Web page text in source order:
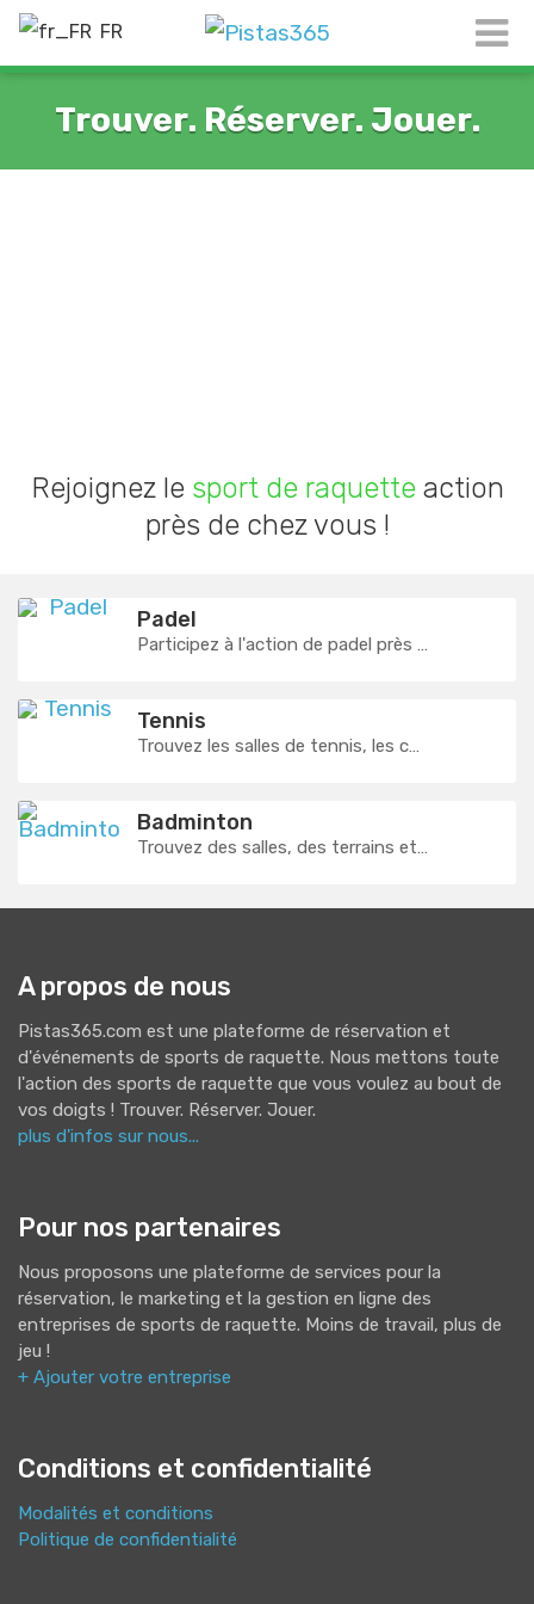
FR
Trouver. Réserver. Jouer.
Rejoignez le sport de raquetteaction
près de chez vous !
Padel
Participez à l'action de padel près de chez vous ! Trouvez les meilleurs sites de padel, réservez les heures de cours et ...
Tennis
Trouvez les salles de tennis, les courts et les entraîneurs près de chez vous ! Chers fans de tennis ! Le récep...
Badminton
Trouvez des salles, des terrains et des entraîneurs de badminton dans votre région et entrez dans l'action ! ...
A propos de nous
Pistas365.com est une plateforme de réservation et
d'événements de sports de raquette. Nous mettons toute
l'action des sports de raquette que vous voulez au bout de
vos doigts ! Trouver. Réserver. Jouer.
plus d'infos sur nous...
Pour nos partenaires
Nous proposons une plateforme de services pour la
réservation, le marketing et la gestion en ligne des
entreprises de sports de raquette. Moins de travail, plus de
jeu !
+ Ajouter votre entreprise
Conditions et confidentialité
Modalités et conditions
Politique de confidentialité